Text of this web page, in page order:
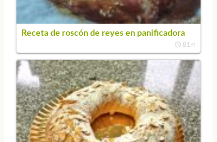
Receta de roscón de reyes en panificadora
81m